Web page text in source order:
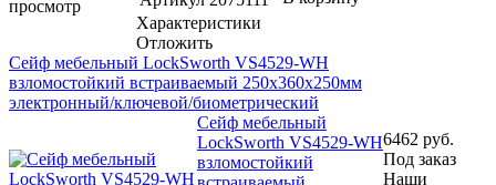
просмотр
Характеристики
Отложить
Сейф мебельный LockSworth VS4529-WH
взломостойкий встраиваемый 250x360x250мм
электронный/ключевой/биометрический
Сейф мебельный
LockSworth VS4529-WH
взломостойкий
6462 руб.
Под заказ
Наши